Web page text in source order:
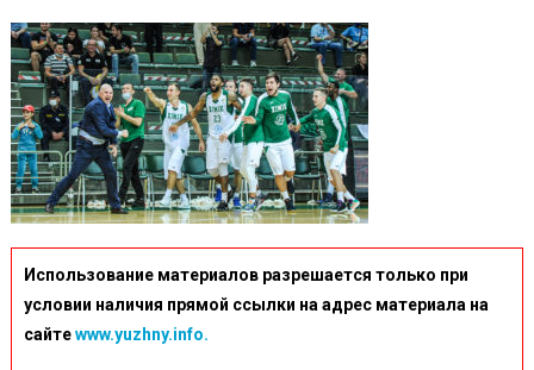
812
Использование материалов разрешается только при
условии наличия прямой ссылки на адрес материала на
сайтеwww.yuzhny.info.